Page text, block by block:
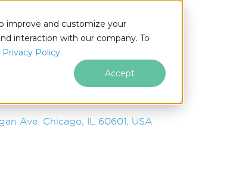
improve and customize your
interaction with our company. To
Privacy Policy.
Accept
ライズ
Ave. Chicago, IL 60601, USA